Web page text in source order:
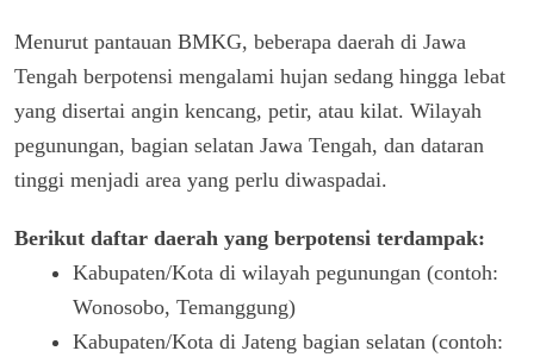
Menurut pantauan BMKG, beberapa daerah di Jawa
Tengah berpotensi mengalami hujan sedang hingga lebat
yang disertai angin kencang, petir, atau kilat. Wilayah
pegunungan, bagian selatan Jawa Tengah, dan dataran
tinggi menjadi area yang perlu diwaspadai.
Berikut daftar daerah yang berpotensi terdampak:
Kabupaten/Kota di wilayah pegunungan (contoh:
Wonosobo, Temanggung)
Kabupaten/Kota di Jateng bagian selatan (contoh: